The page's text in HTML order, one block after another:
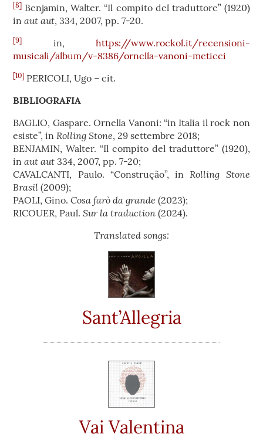
[8] Benjamin, Walter. “Il compito del traduttore” (1920)
inaut aut, 334, 2007, pp. 7-20.
[9] in, https://www.rockol.it/recensioni-
musicali/album/v-8386/ornella-vanoni-meticci
[10] PERICOLI, Ugo – cit.
BIBLIOGRAFIA
BAGLIO, Gaspare. Ornella Vanoni: “in Italia il rock non
esiste”, inRolling Stone, 29 settembre 2018;
BENJAMIN, Walter. “Il compito del traduttore” (1920),
inaut aut 334, 2007, pp. 7-20;
CAVALCANTI, Paulo. “Construção”, in Rolling Stone
Brasil (2009);
PAOLI, Gino.Cosa farò da grande(2023);
RICOUER, Paul.Sur la traduction (2024).
Translated songs:
Sant’Allegria
Vai Valentina